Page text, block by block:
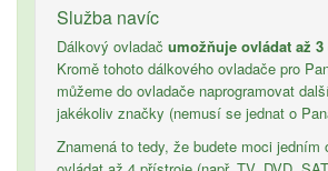
Služba navíc
Dálkový ovladač umožňuje ovládat až 3
Kromě tohoto dálkového ovladače pro
můžeme do ovladače naprogramovat
jakékoliv značky (nemusí se jednat o
Znamená to tedy, že budete moci jedním